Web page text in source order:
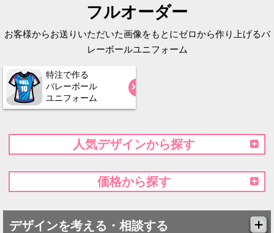
フルオーダー
お客様からお送りいただいた画像をもとにゼロから作り上げるバ
レーボールユニフォーム
特注で作る
バレーボール
ユニフォーム
人気デザインから探す
価格から探す
デザインを考える・相談する